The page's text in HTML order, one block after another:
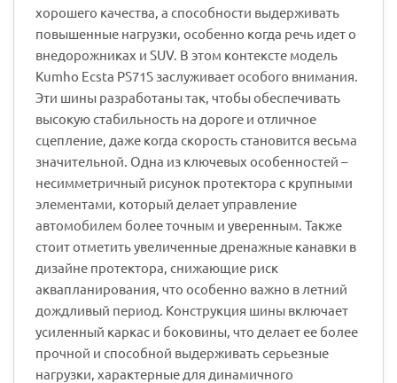
хорошего качества, а способности выдерживать
повышенные нагрузки, особенно когда речь идет о
внедорожниках и SUV. В этом контексте модель
Kumho Ecsta PS71S заслуживает особого внимания.
Эти шины разработаны так, чтобы обеспечивать
высокую стабильность на дороге и отличное
сцепление, даже когда скорость становится весьма
значительной. Одна из ключевых особенностей –
несимметричный рисунок протектора с крупными
элементами, который делает управление
автомобилем более точным и уверенным. Также
стоит отметить увеличенные дренажные канавки в
дизайне протектора, снижающие риск
аквапланирования, что особенно важно в летний
дождливый период. Конструкция шины включает
усиленный каркас и боковины, что делает ее более
прочной и способной выдерживать серьезные
нагрузки, характерные для динамичного